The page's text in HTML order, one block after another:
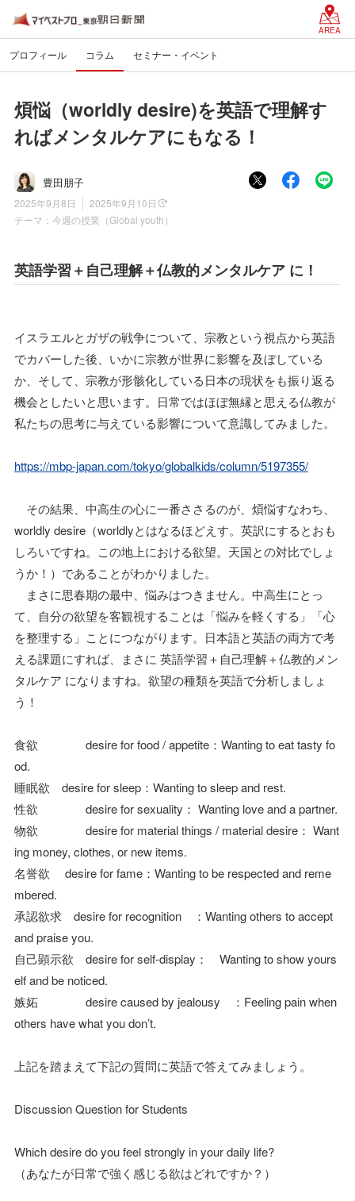
AREA
プロフィール コラム セミナー・イベント
煩悩（worldly desire)を英語で理解す
ればメンタルケアにもなる！
豊田朋子
2025年9月8日
2025年9月10日
テーマ： 今週の授業（Global youth）
英語学習＋自己理解＋仏教的メンタルケア に！
イスラエルとガザの戦争について、宗教という視点から英語
でカバーした後、いかに宗教が世界に影響を及ぼしている
か、そして、宗教が形骸化している日本の現状をも振り返る
機会としたいと思います。日常ではほぼ無縁と思える仏教が
私たちの思考に与えている影響について意識してみました。
https://mbp-japan.com/tokyo/globalkids/column/5197355/
その結果、中高生の心に一番ささるのが、煩悩すなわち、
worldly desire（worldlyとはなるほどえす。英訳にするとおも
しろいですね。この地上における欲望。天国との対比でしょ
うか！）であることがわかりました。
まさに思春期の最中、悩みはつきません。中高生にとっ
て、自分の欲望を客観視することは「悩みを軽くする」「心
を整理する」ことにつながります。日本語と英語の両方で考
える課題にすれば、まさに 英語学習＋自己理解＋仏教的メン
タルケア になりますね。欲望の種類を英語で分析しましょ
う！
食欲 desire for food / appetite：Wanting to eat tasty fo
od.
睡眠欲 desire for sleep：Wanting to sleep and rest.
性欲 desire for sexuality： Wanting love and a partner.
物欲 desire for material things / material desire： Want
ing money, clothes, or new items.
名誉欲 desire for fame：Wanting to be respected and reme
mbered.
承認欲求 desire for recognition ：Wanting others to accept
and praise you.
自己顕示欲 desire for self-display： Wanting to show yours
elf and be noticed.
嫉妬 desire caused by jealousy ：Feeling pain when
others have what you don’t.
上記を踏まえて下記の質問に英語で答えてみましょう。
Discussion Question for Students
Which desire do you feel strongly in your daily life?
（あなたが日常で強く感じる欲はどれですか？）